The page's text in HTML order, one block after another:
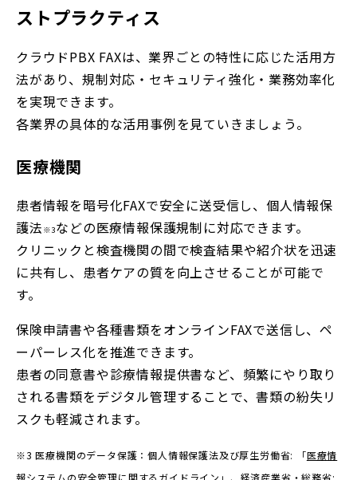
ストプラクティス
クラウドPBX FAXは、業界ごとの特性に応じた活用方
法があり、規制対応・セキュリティ強化・業務効率化
を実現できます。
各業界の具体的な活用事例を見ていきましょう。
医療機関
患者情報を暗号化FAXで安全に送受信し、個人情報保
護法 ※3などの医療情報保護規制に対応できます。
クリニックと検査機関の間で検査結果や紹介状を迅速
に共有し、患者ケアの質を向上させることが可能で
す。
保険申請書や各種書類をオンラインFAXで送信し、ペ
ーパーレス化を推進できます。
患者の同意書や診療情報提供書など、頻繁にやり取り
される書類をデジタル管理することで、書類の紛失リ
スクも軽減されます。
※3 医療機関のデータ保護：個人情報保護法及び厚生労働省: 「医療情
報システムの安全管理に関するガイドライン 」、経済産業省・総務省: